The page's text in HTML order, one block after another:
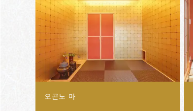
오곤노 마